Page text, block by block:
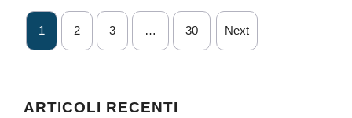
1 2 3 … 30 Next
ARTICOLI RECENTI